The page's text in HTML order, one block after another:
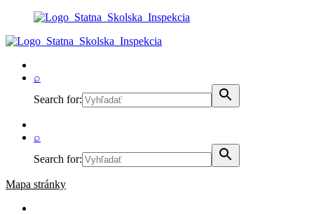
⌕
Search for:
⌕
Search for:
Mapa stránky